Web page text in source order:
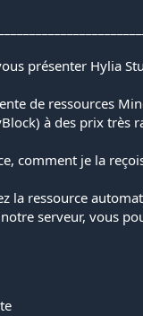
présenter Hylia
de ressources
à des prix très
comment je la
la ressource
serveur, vous